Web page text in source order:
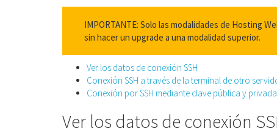
IMPORTANTE: Solo las modalidades de Hosting
sin hacer un upgrade a una modalidad superior.
Ver los datos de conexión SSH
Conexión SSH a través de la terminal de otro
Conexión por SSH mediante clave pública y privada
Ver los datos de conexión